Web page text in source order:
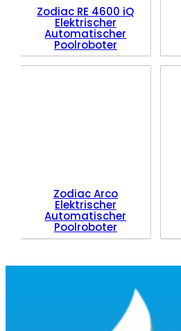
Zodiac RE 4600 iQ
Elektrischer
Automatischer
Poolroboter
Zodiac Arco
Elektrischer
Automatischer
Poolroboter